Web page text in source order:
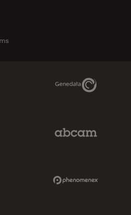
Genedata Link
Link